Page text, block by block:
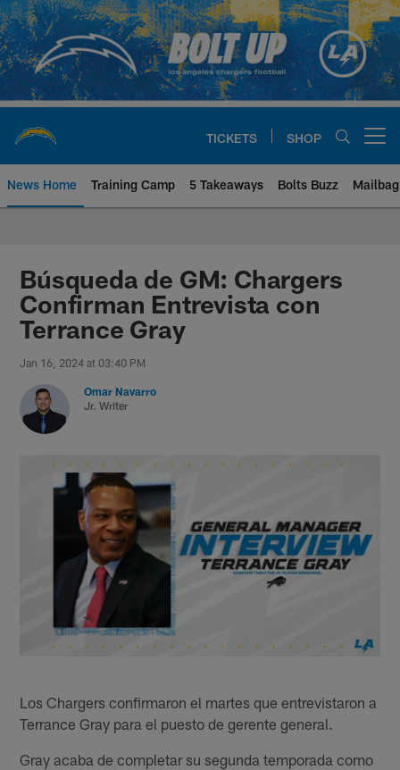
Skip
to
main
content
TICKETS SHOP
News Home Training Camp 5 Takeaways Bolts Buzz Mailbag
Chargers Official Site | Los
Búsqueda de GM: Chargers
Confirman Entrevista con
Terrance Gray
Jan 16, 2024 at 03:40 PM
Omar Navarro
Jr. Writer
Los Chargers confirmaron el martes que entrevistaron a
Terrance Gray para el puesto de gerente general.
Gray acaba de completar su segunda temporada como